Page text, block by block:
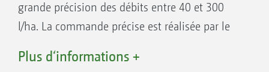
grande précision des débits entre 40 et 300
l/ha. La commande précise est réalisée par le
de l’unité d’engrais liquide Cart est réalisé par
Plus d‘informations +